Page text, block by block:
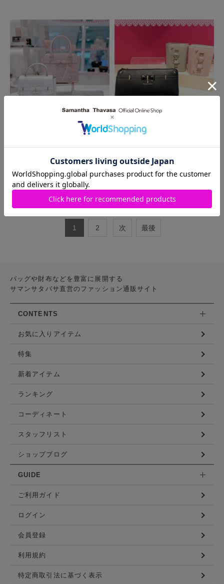
2023.05.30
大人気小物⋈*｡ﾟ
1
2 次 最後
バッグや財布などを豊富に展開する
サマンサタバサ直営のファッション通販サイト
CONTENTS
お気に入りアイテム
特集
新着アイテム
ランキング
コーディネート
スタッフリスト
ショップブログ
GUIDE
ご利用ガイド
ログイン
会員登録
利用規約
特定商取引法に基づく表示